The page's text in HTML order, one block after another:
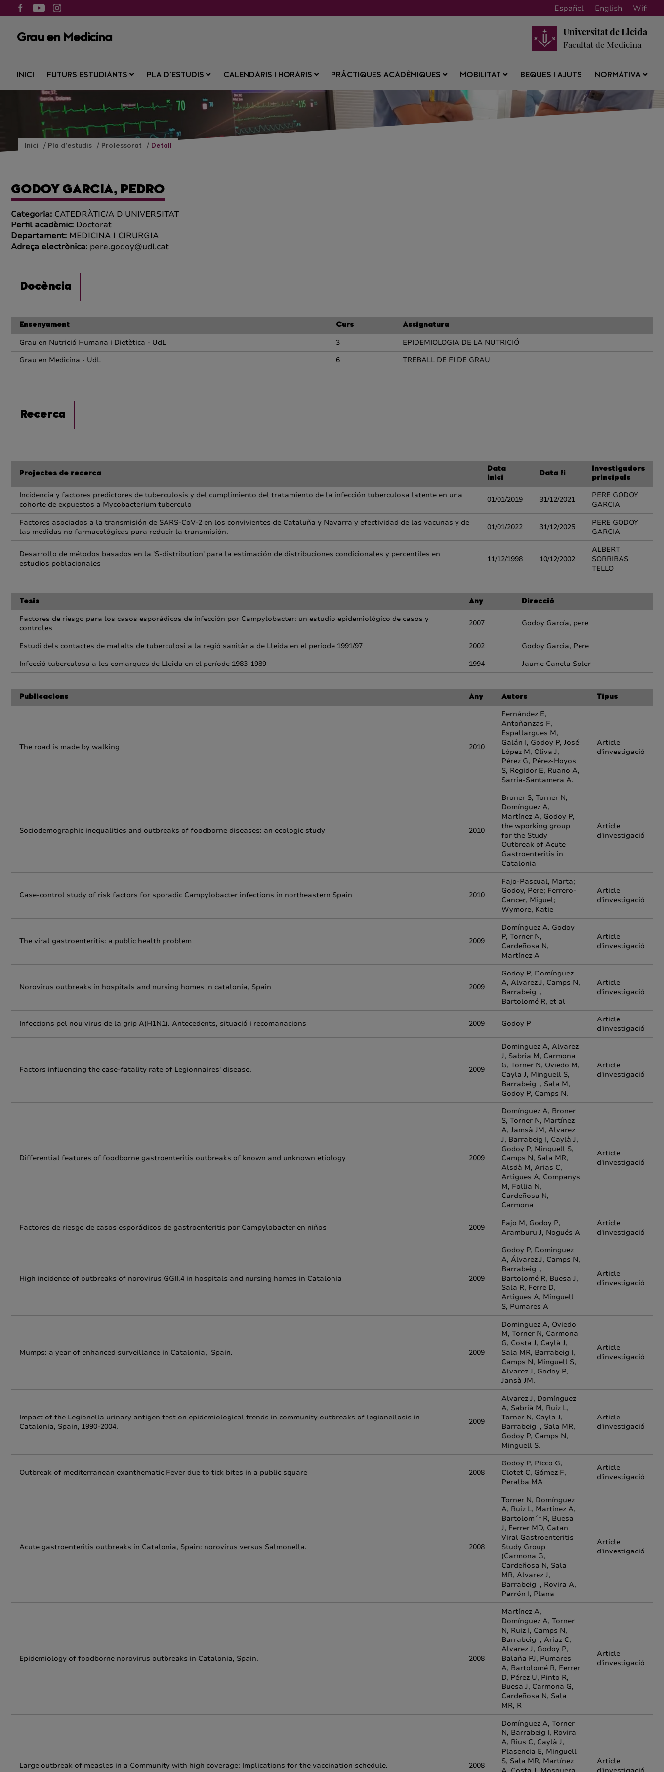
Español English Wifi
Grau en Medicina
Universitat de Lleida
Facultat de Medicina
INICI FUTURS ESTUDIANTS PLA D’ESTUDIS CALENDARIS I HORARIS PRÀCTIQUES ACADÈMIQUES MOBILITAT BEQUES I AJUTS NORMATIVA
Inici Pla d’estudis Professorat Detall
GODOY GARCIA, PEDRO
Categoria: CATEDRÀTIC/A D'UNIVERSITAT
Perfil acadèmic: Doctorat
Departament: MEDICINA I CIRURGIA
Adreça electrònica: pere.godoy@udl.cat
Docència
Ensenyament Curs Assignatura
Grau en Nutrició Humana i Dietètica - UdL 3
EPIDEMIOLOGIA DE LA NUTRICIÓ
Grau en Medicina - UdL
6 TREBALL DE FI DE GRAU
Recerca
Projectes de recerca
Data
inici
Data fi
Investigadors
principals
Incidencia y factores predictores de tuberculosis y del cumplimiento del tratamiento de la infección tuberculosa latente en una
cohorte de expuestos a Mycobacterium tuberculo
01/01/2019 31/12/2021
PERE GODOY
GARCIA
Factores asociados a la transmisión de SARS-CoV-2 en los convivientes de Cataluña y Navarra y efectividad de las vacunas y de
las medidas no farmacológicas para reducir la transmisión.
01/01/2022 31/12/2025
PERE GODOY
GARCIA
Desarrollo de métodos basados en la 'S-distribution' para la estimación de distribuciones condicionales y percentiles en
estudios poblacionales
11/12/1998 10/12/2002
ALBERT
SORRIBAS
TELLO
Tesis Any Direcció
Factores de riesgo para los casos esporádicos de infección por Campylobacter: un estudio epidemiológico de casos y
controles
2007 Godoy García, pere
Estudi dels contactes de malalts de tuberculosi a la regió sanitària de Lleida en el període 1991/97 2002
Godoy Garcia, Pere
Infecció tuberculosa a les comarques de Lleida en el període 1983-1989
1994 Jaume Canela Soler
Publicacions Any Autors Tipus
The road is made by walking 2010
Fernández E,
Antoñanzas F,
Espallargues M,
Galán I, Godoy P, José
López M, Oliva J,
Pérez G, Pérez-Hoyos
S, Regidor E, Ruano A,
Sarría-Santamera A.
Article
d'investigació
Sociodemographic inequalities and outbreaks of foodborne diseases: an ecologic study 2010
Broner S, Torner N,
Domínguez A,
Martínez A, Godoy P,
the wporking group
for the Study
Outbreak of Acute
Gastroenteritis in
Catalonia
Article
d'investigació
Case-control study of risk factors for sporadic Campylobacter infections in northeastern Spain 2010
Fajo-Pascual, Marta;
Godoy, Pere; Ferrero-
Cancer, Miguel;
Wymore, Katie
Article
d'investigació
The viral gastroenteritis: a public health problem 2009
Domínguez A, Godoy
P, Torner N,
Cardeñosa N,
Martínez A
Article
d'investigació
Norovirus outbreaks in hospitals and nursing homes in catalonia, Spain 2009
Godoy P, Domínguez
A, Alvarez J, Camps N,
Barrabeig I,
Bartolomé R, et al
Article
d'investigació
Infeccions pel nou virus de la grip A(H1N1). Antecedents, situació i recomanacions 2009 Godoy P
Article
d'investigació
Factors influencing the case-fatality rate of Legionnaires' disease. 2009
Dominguez A, Alvarez
J, Sabria M, Carmona
G, Torner N, Oviedo M,
Cayla J, Minguell S,
Barrabeig I, Sala M,
Godoy P, Camps N.
Article
d'investigació
Differential features of foodborne gastroenteritis outbreaks of known and unknown etiology 2009
Domínguez A, Broner
S, Torner N, Martínez
A, Jamsà JM, Alvarez
J, Barrabeig I, Caylà J,
Godoy P, Minguell S,
Camps N, Sala MR,
Alsdà M, Arias C,
Artigues A, Companys
M, Follia N,
Cardeñosa N,
Carmona
Article
d'investigació
Factores de riesgo de casos esporádicos de gastroenteritis por Campylobacter en niños 2009
Fajo M, Godoy P,
Aramburu J, Nogués A
Article
d'investigació
High incidence of outbreaks of norovirus GGII.4 in hospitals and nursing homes in Catalonia 2009
Godoy P, Dominguez
A, Álvarez J, Camps N,
Barrabeig I,
Bartolomé R, Buesa J,
Sala R, Ferre D,
Artigues A, Minguell
S, Pumares A
Article
d'investigació
Mumps: a year of enhanced surveillance in Catalonia, Spain. 2009
Dominguez A, Oviedo
M, Torner N, Carmona
G, Costa J, Caylà J,
Sala MR, Barrabeig I,
Camps N, Minguell S,
Alvarez J, Godoy P,
Jansà JM.
Article
d'investigació
Impact of the Legionella urinary antigen test on epidemiological trends in community outbreaks of legionellosis in
Catalonia, Spain, 1990-2004.
2009
Alvarez J, Domínguez
A, Sabrià M, Ruiz L,
Torner N, Cayla J,
Barrabeig I, Sala MR,
Godoy P, Camps N,
Minguell S.
Article
d'investigació
Outbreak of mediterranean exanthematic Fever due to tick bites in a public square 2008
Godoy P, Picco G,
Clotet C, Gómez F,
Peralba MA
Article
d'investigació
Acute gastroenteritis outbreaks in Catalonia, Spain: norovirus versus Salmonella. 2008
Torner N, Domínguez
A, Ruiz L, Martínez A,
Bartolom´r R, Buesa
J, Ferrer MD, Catan
Viral Gastroenteritis
Study Group
(Carmona G,
Cardeñosa N, Sala
MR, Alvarez J,
Barrabeig I, Rovira A,
Parrón I, Plana
Article
d'investigació
Epidemiology of foodborne norovirus outbreaks in Catalonia, Spain. 2008
Martínez A,
Domínguez A, Torner
N, Ruiz I, Camps N,
Barrabeig I, Ariaz C,
Alvarez J, Godoy P,
Balaña PJ, Pumares
A, Bartolomé R, Ferrer
D, Pérez U, Pinto R,
Buesa J, Carmona G,
Cardeñosa N, Sala
MR, R
Article
d'investigació
Large outbreak of measles in a Community with high coverage: Implications for the vaccination schedule. 2008
Domínguez A, Torner
N, Barrabeig I, Rovira
A, Rius C, Caylà J,
Plasencia E, Minguell
S, Sala MR, Martínez
Article